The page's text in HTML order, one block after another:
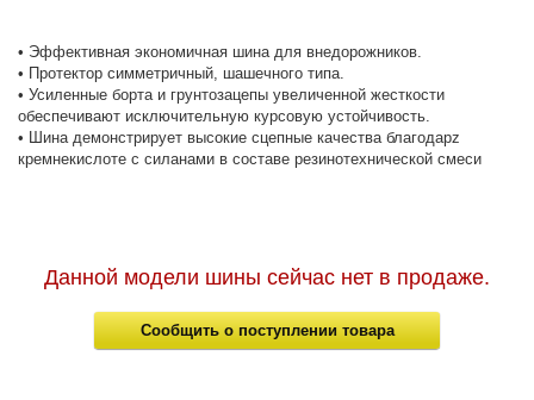
• Эффективная экономичная шина для внедорожников.
• Протектор симметричный, шашечного типа.
• Усиленные борта и грунтозацепы увеличенной жесткости
обеспечивают исключительную курсовую устойчивость.
• Шина демонстрирует высокие сцепные качества благодарz
кремнекислоте с силанами в составе резинотехнической смеси
Данной модели шины сейчас нет в продаже.
Сообщить о поступлении товара